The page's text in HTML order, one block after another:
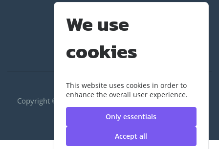
We use
cookies
This website uses cookies in order to
enhance the overall user experience.
Only essentials
Accept all
Copyright ©2020 RUS|กองพัฒนานักศึกษา | มหาวิทยาลัย
เทคโนโลยีราชมงคลสุวรรณภูมิ